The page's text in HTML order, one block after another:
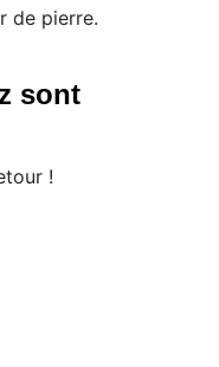
de pierre.
sont
!